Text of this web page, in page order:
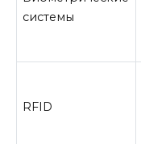
системы
RFID